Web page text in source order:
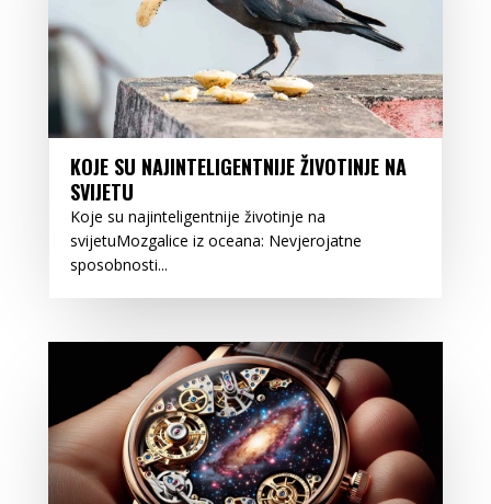
KOJE SU NAJINTELIGENTNIJE ŽIVOTINJE NA
SVIJETU
Koje su najinteligentnije životinje na
svijetuMozgalice iz oceana: Nevjerojatne
sposobnosti...